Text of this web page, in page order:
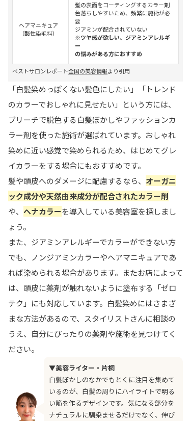
ヘアマニキュア
（酸性染毛料）
髪の表面をコーティングするカラー剤
色落ちしやすいため、頻繁に施術が必
要
ジアミンが配合されていない
※ツヤ感が欲しい、ジアミンアレルギ
ー
の悩みがある方におすすめ
ベストサロンレポート全国の美容情報より引用
「白髪染めっぽくない髪色にしたい」「トレンド
のカラーでおしゃれに見せたい」という方には、
ブリーチで脱色する白髪ぼかしやファッションカ
ラー剤を使った施術が選ばれています。おしゃれ
染めに近い感覚で染められるため、はじめてグレ
イカラーをする場合にもおすすめです。
髪や頭皮へのダメージに配慮するなら、 オーガニ
ック成分や天然由来成分が配合されたカラー剤
や、 ヘナカラーを導入している美容室を探しまし
ょう。
また、ジアミンアレルギーでカラーができない方
でも、ノンジアミンカラーやヘアマニキュアであ
れば染められる場合があります。またお店によって
は、頭皮に薬剤が触れないように塗布する「ゼロ
テク」にも対応しています。白髪染めにはさまざ
まな方法があるので、スタイリストさんに相談の
うえ、自分にぴったりの薬剤や施術を見つけてく
ださい。
▼美容ライター・片桐
白髪ぼかしのなかでもとくに注目を集めて
いるのが、白髪の周りにハイライトで明る
い筋を作るデザインです。気になる部分を
ナチュラルに馴染ませるだけでなく、伸び